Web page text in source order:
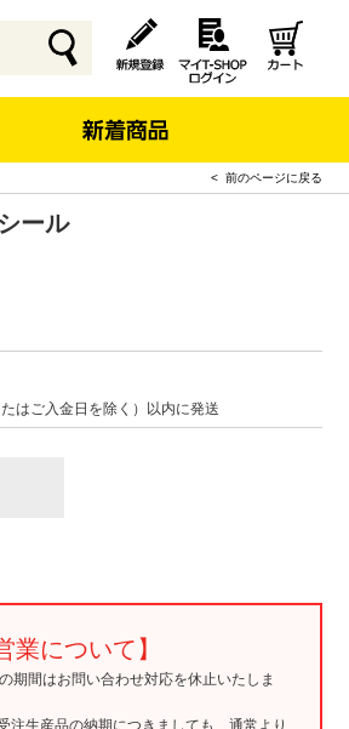
< 前のページに戻る
ール
はご入金日を除く）以内に発送
業について】
期間はお問い合わせ対応を休止いたしま
注生産品の納期につきましても、通常より